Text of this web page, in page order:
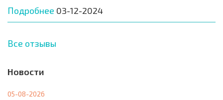
Подробнее 03-12-2024
Все отзывы
Новости
05-08-2026